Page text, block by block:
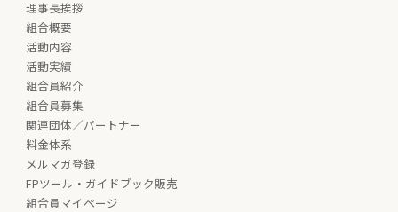
理事長挨拶
組合概要
活動内容
活動実績
組合員紹介
組合員募集
関連団体／パートナー
料金体系
メルマガ登録
FPツール・ガイドブック販売
組合員マイページ